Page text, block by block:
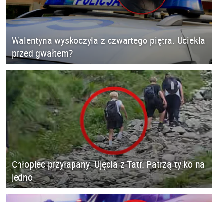
Walentyna wyskoczyła z czwartego piętra. Uciekła
przed gwałtem?
Chłopiec przyłapany. Ujęcia z Tatr. Patrzą tylko na
jedno